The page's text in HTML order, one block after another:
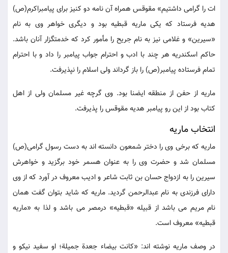
ات را گرامی داشتیم» مقوقس همراه آن نامه دو کنیز برای پیامبراکرم(ص)
هدیه فرستاد که یکی ماریه قبطیه بود و دیگری خواهر وی به نام
«سیرین» و غلامی نیز به نام جریح را مأمور کرد که خدمتگزار آنان باشد.
حاکم اسکندریه هر چند با ادب و احترام جواب پیامبر را داد و با احترام
تمام فرستاده پیامبر(ص) را باز گرداند ولی اسلام را نپذیرفت.
ماریه از حفن از منطقه ایضنا بود. وی گرچه غیر مسلمان ولی از اهل
کتاب بود از این رو پیامبر هدیه مقوقس را پذیرفت.
انتخاب ماریه
ماریه که برخی وی را دختر شمعون دانسته اند به دست رسول گرامی(ص)
مسلمان شد و حضرت وی را به عنوان هسمر خود برگزید و خواهرش
سیرین را به ازدواج حسان بن ثابت شاعر و ادیب معروف در آورد که از وی
دارای فرزندی به نام عبدالرحمن گردید. ماریه که شاید بتوان گفت همان
نام مریم می باشد از قبیله «قبطیه» درمصر می باشد و لذا به «ماریه
قبطیه» معروف است.
در وصف ماریه نوشته اند: «کانت بیضاء جعدة جمیلة؛ او سفید نیکو و